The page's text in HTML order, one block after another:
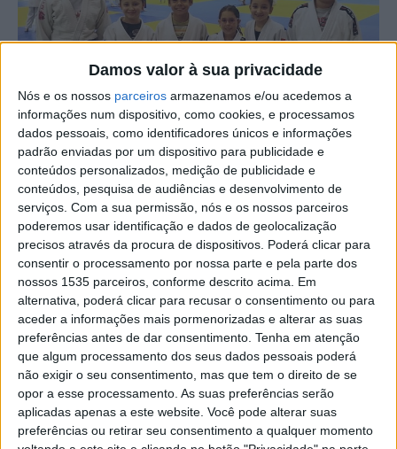
Damos valor à sua privacidade
Nós e os nossos parceiros armazenamos e/ou acedemos a
informações num dispositivo, como cookies, e processamos
dados pessoais, como identificadores únicos e informações
padrão enviadas por um dispositivo para publicidade e
conteúdos personalizados, medição de publicidade e
conteúdos, pesquisa de audiências e desenvolvimento de
serviços. Com a sua permissão, nós e os nossos parceiros
poderemos usar identificação e dados de geolocalização
precisos através da procura de dispositivos. Poderá clicar para
consentir o processamento por nossa parte e pela parte dos
nossos 1535 parceiros, conforme descrito acima. Em
alternativa, poderá clicar para recusar o consentimento ou para
aceder a informações mais pormenorizadas e alterar as suas
preferências antes de dar consentimento. Tenha em atenção
que algum processamento dos seus dados pessoais poderá
não exigir o seu consentimento, mas que tem o direito de se
opor a esse processamento. As suas preferências serão
aplicadas apenas a este website. Você pode alterar suas
preferências ou retirar seu consentimento a qualquer momento
Seis judocas da Escola de Judo Ana Hormigo marcaram
presença na 2ª edição do Torneio Internacional da
Malveira, realizado no Pavilhão Desportivo da Malveira.
Este evento foi organizado pelo Clube de Judo do Oeste
e reuniu mais de 700 crianças dos 9 aos 12 anos,
provenientes de todo o país e ainda clubes oriundos de
Espanha e Inglaterra.
Os judocas da Escola de Judo Ana Hormigo tiveram uma
prestação exemplar com a conquista de um ouro por
Francisco Veiga; 4 pratas através de Mariana Alves, Maria
Cruz, Assis Santos e Tomás Cardoso; e ainda um bronze